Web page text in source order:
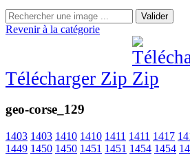
Valider
Revenir à la catégorie
Télécharger Zip
geo-corse_129
1403 1403 1410 1410 1411 1411 1417
1449 1450 1450 1451 1451 1454 1454